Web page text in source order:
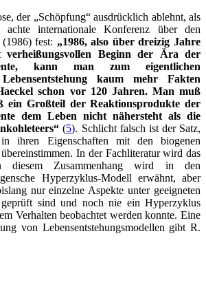
der „Schöpfung“ ausdrücklich ablehnt, als
achte internationale Konferenz über den
fest: „1986, also über dreizig Jahre
verheißungsvollen Beginn der Ära der
kann man zum eigentlichen
kaum mehr Fakten
schon vor 120 Jahren. Man muß
ein Großteil der Reaktionsprodukte der
dem Leben nicht nähersteht als die
(5). Schlicht falsch ist der Satz,
ihren Eigenschaften mit den biogenen
In der Fachliteratur wird das
diesem Zusammenhang wird in den
Hyperzyklus-Modell erwähnt, aber
nur einzelne Aspekte unter geeigneten
geprüft sind und noch nie ein Hyperzyklus
Verhalten beobachtet werden konnte. Eine
von Lebensentstehungsmodellen gibt R.